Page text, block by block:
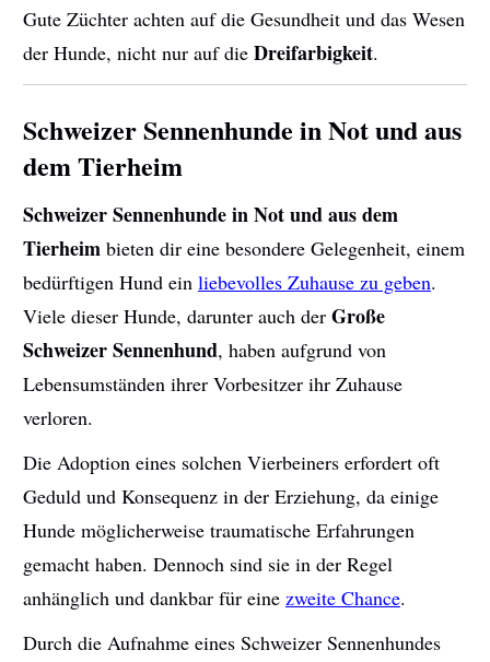
Gute Züchter achten auf die Gesundheit und das Wesen
der Hunde, nicht nur auf die Dreifarbigkeit.
Schweizer Sennenhunde in Not und aus
dem Tierheim
Schweizer Sennenhunde in Not und aus dem
Tierheim bieten dir eine besondere Gelegenheit, einem
bedürftigen Hund ein liebevolles Zuhause zu geben.
Viele dieser Hunde, darunter auch der Große
Schweizer Sennenhund, haben aufgrund von
Lebensumständen ihrer Vorbesitzer ihr Zuhause
verloren.
Die Adoption eines solchen Vierbeiners erfordert oft
Geduld und Konsequenz in der Erziehung, da einige
Hunde möglicherweise traumatische Erfahrungen
gemacht haben. Dennoch sind sie in der Regel
anhänglich und dankbar für eine zweite Chance.
Durch die Aufnahme eines Schweizer Sennenhundes